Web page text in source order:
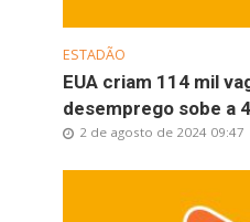
ESTADÃO
EUA criam 114 mil
desemprego sobe a
2 de agosto de 2024 09:47